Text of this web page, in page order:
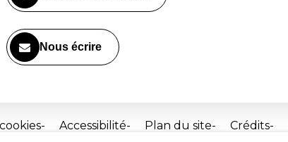
Nous écrire
Accessibilité Plan du site Crédits